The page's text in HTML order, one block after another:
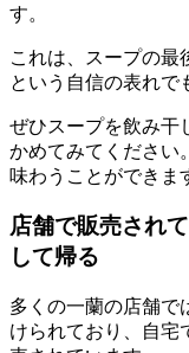
す。
これは、
スープの最
という自信の表れで
ぜひスープを飲み干
かめてみてください。
味わうことができま
店舗で販売され
して帰る
多くの一蘭の店舗で
けられており、
自宅